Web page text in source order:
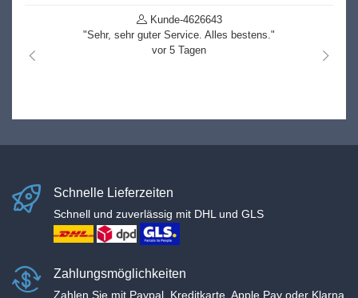
Kunde-4626643
"Sehr, sehr guter Service. Alles bestens."
vor 5 Tagen
nach links
nach
Schnelle Lieferzeiten
Schnell und zuverlässig mit DHL und GLS
Zahlungsmöglichkeiten
Zahlen Sie mit Paypal, Kreditkarte, Apple Pay oder Klarna